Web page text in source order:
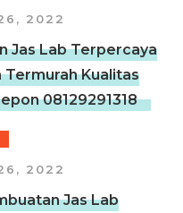
2022
Jas Lab Terpercaya
Termurah Kualitas
08129291318
2022
Jas Lab